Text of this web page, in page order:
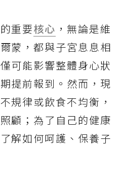
重要核心 ，無論是維
蒙，都與子宮息息相
可能影響整體身心狀
提前報到。然而，現
規律或飲食不均衡，
顧；為了自己的健康
解如何呵護、保養子